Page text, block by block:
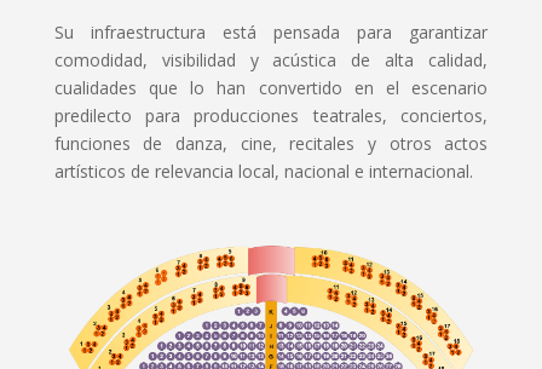
Su infraestructura está pensada para garantizar
comodidad, visibilidad y acústica de alta calidad,
cualidades que lo han convertido en el escenario
predilecto para producciones teatrales, conciertos,
funciones de danza, cine, recitales y otros actos
artísticos de relevancia local, nacional e internacional.